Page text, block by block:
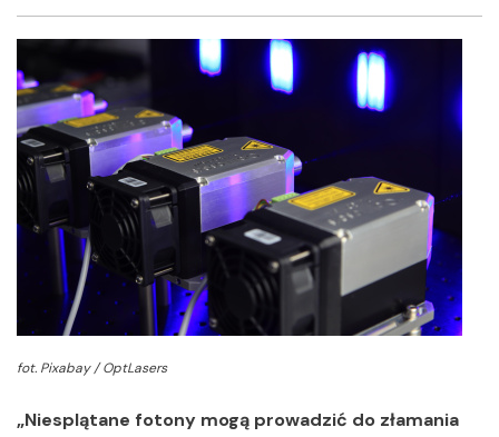
Facebook
Twitter
fot. Pixabay / OptLasers
„Niesplątane fotony mogą prowadzić do złamania